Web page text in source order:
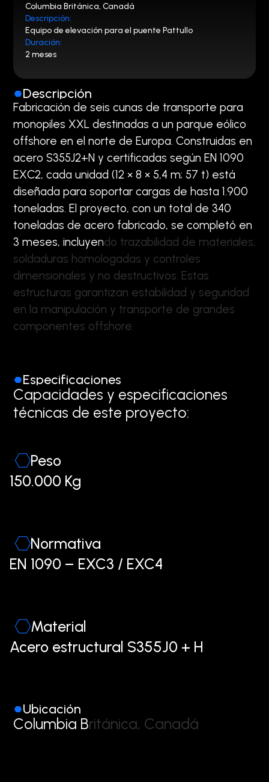
Columbia Británica, Canadá
Descripción:
Equipo de elevación para el puente Pattullo
Duración:
2 meses
Descripción
Fabricación de seis cunas de transporte para
monopiles XXL destinadas a un parque eólico
offshore en el norte de Europa. Construidas en
acero S355J2+N y certificadas según EN 1090
EXC2, cada unidad (12 × 8 × 5,4 m; 57 t) está
diseñada para soportar cargas de hasta 1.900
toneladas. El proyecto, con un total de 340
toneladas de acero fabricado, se completó en
3 meses, incluyendo trazabilidad de materiales,
soldaduras homologadas y controles
dimensionales y no destructivos. Estas
estructuras garantizan estabilidad y seguridad
en la manipulación y transporte de grandes
componentes offshore.
Especificaciones
Capacidades y especificaciones
técnicas de este proyecto:
Peso
150.000 Kg
Normativa
EN 1090 – EXC3 / EXC4
Material
Acero estructural S355J0 + H
Ubicación
Columbia Británica, Canadá